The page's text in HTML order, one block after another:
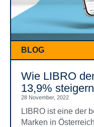
BLOG
Wie LIBRO
13,9%
28 November, 2022
LIBRO ist eine der
Marken in